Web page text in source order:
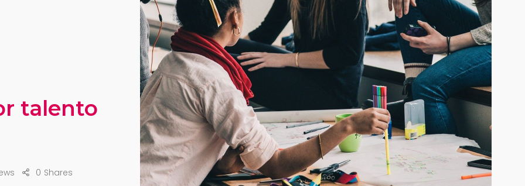
talento
Shares
0